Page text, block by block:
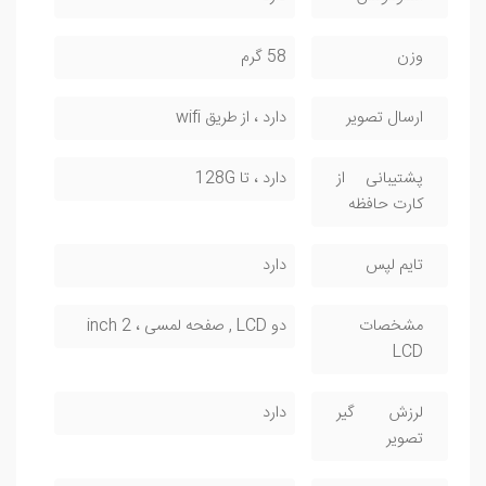
وزن 58 گرم
ارسال تصویر دارد ، از طریق wifi
پشتیبانی از
کارت حافظه
دارد ، تا 128G
تایم لپس دارد
مشخصات
LCD
دو LCD , صفحه لمسی ، 2 inch
لرزش گیر
تصویر
دارد